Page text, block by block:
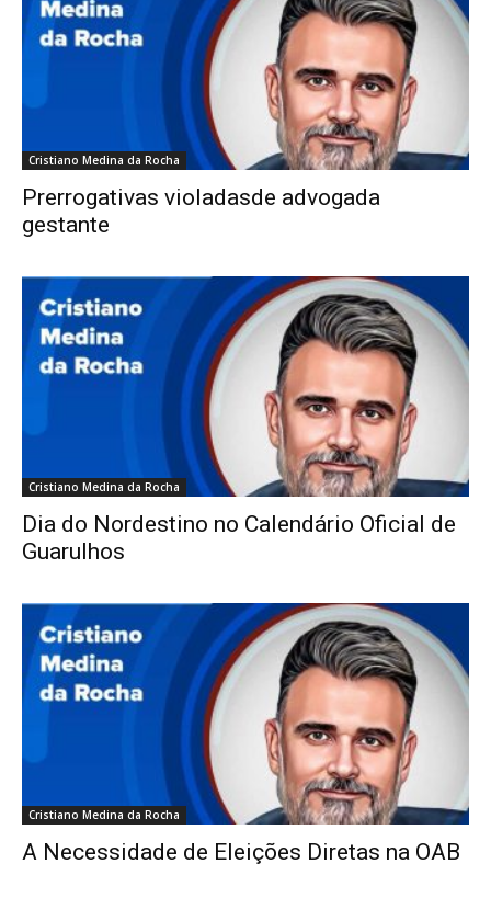
Cristiano Medina da Rocha
Prerrogativas violadasde advogada
gestante
Cristiano Medina da Rocha
Dia do Nordestino no Calendário Oficial de
Guarulhos
Cristiano Medina da Rocha
A Necessidade de Eleições Diretas na OAB